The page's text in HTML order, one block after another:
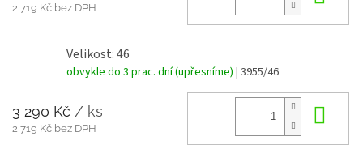
2 719 Kč bez DPH
Velikost: 46
obvykle do 3 prac. dní (upřesníme) | 3955/46
3 290 Kč / ks
2 719 Kč bez DPH